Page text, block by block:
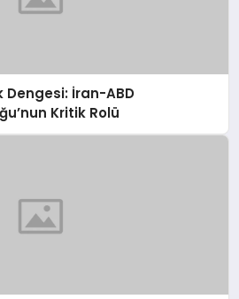
Dengesi: İran-ABD
Kritik Rolü